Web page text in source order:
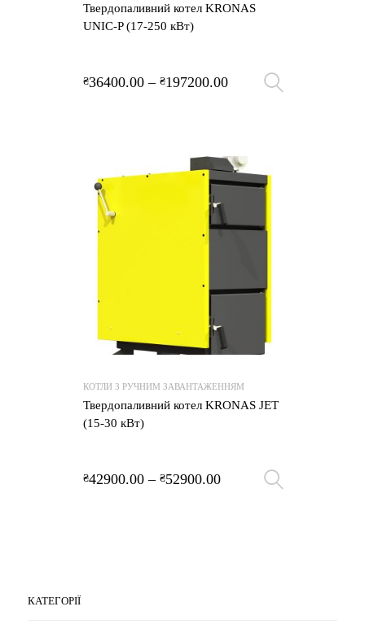
Твердопаливний котел KRONAS
UNIC-P (17-250 кВт)
₴36400.00 – ₴197200.00
КОТЛИ З РУЧНИМ ЗАВАНТАЖЕННЯМ
Твердопаливний котел KRONAS JET
(15-30 кВт)
₴42900.00 – ₴52900.00
КАТЕГОРІЇ